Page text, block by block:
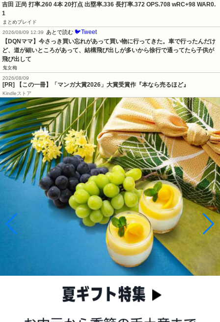
吉田 正尚 打率.260 4本 20打点 出塁率.336 長打率.372 OPS.708 wRC+98 WAR0.
1
まとめブレイド
2026/08/09 12:39
あとで読む 🐦Tweet
【DQNママ】今さっき買い忘れがあって買い物に行ってきた。車で行ったんだけ
ど、道が細いところがあって、結構飛び出しが多いから徐行で通ってたら子供が
飛び出して
鬼女梅
2026/08/09
[PR] 【この一冊】「マンガ大賞2026」大賞受賞作『本なら売るほど』
Kindleストア